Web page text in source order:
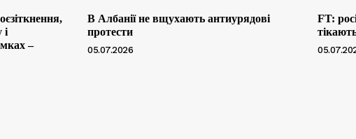
–
В Албанії не вщухають антиурядові
протести
05.07.2026
FT: